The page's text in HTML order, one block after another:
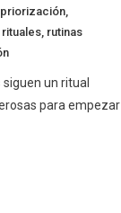
priorización
rituales rutinas
un ritual
para empezar